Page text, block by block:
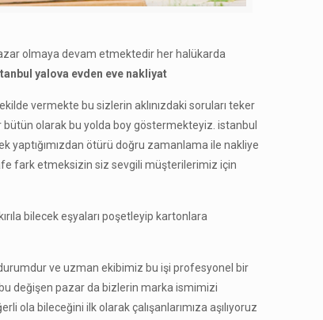
olmaya devam etmektedir her halükarda
yalova evden eve nakliyat
vermekte bu sizlerin aklınızdaki soruları teker
bütün olarak bu yolda boy göstermekteyiz. istanbul
yaptığımızdan ötürü doğru zamanlama ile nakliye
fark etmeksizin siz sevgili müşterilerimiz için
bilecek eşyaları poşetleyip kartonlara
ve uzman ekibimiz bu işi profesyonel bir
değişen pazar da bizlerin marka ismimizi
ola bileceğini ilk olarak çalışanlarımıza aşılıyoruz